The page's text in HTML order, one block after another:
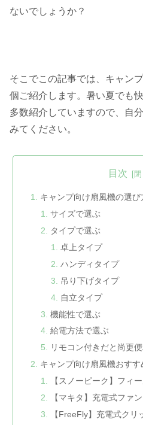
ないでしょうか？
そこでこの記事では、キャン
個ご紹介します。暑い夏でも
多数紹介していますので、自
みてください。
目次
キャンプ向け扇風機の選び
サイズで選ぶ
タイプで選ぶ
卓上タイプ
ハンディタイプ
吊り下げタイプ
自立タイプ
機能性で選ぶ
給電方法で選ぶ
リモコン付きだと尚更便
キャンプ向け扇風機おすす
【スノーピーク】フィ
【マキタ】充電式ファン
【FreeFly】充電式クリ